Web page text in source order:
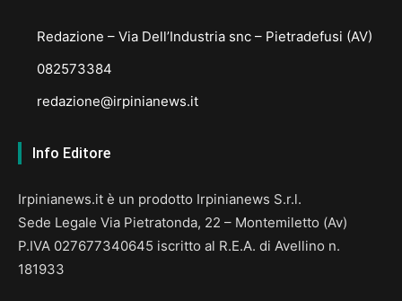
Redazione – Via Dell’Industria snc – Pietradefusi (AV)
082573384
redazione@irpinianews.it
Info Editore
Irpinianews.it è un prodotto Irpinianews S.r.l.
Sede Legale Via Pietratonda, 22 – Montemiletto (Av)
P.IVA 027677340645 iscritto al R.E.A. di Avellino n.
181933